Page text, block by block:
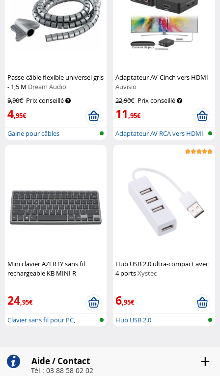
Passe-câble flexible universel gris
- 1,5 M Dream Audio
9,90€ Prix conseillé
4,95€
Gaine pour câbles
Adaptateur AV-Cinch vers HDMI
Auvisio
22,90€ Prix conseillé
11,95€
Adaptateur AV RCA vers HDMI
Mini clavier AZERTY sans fil
rechargeable KB MINI R
24,95€
Clavier sans fil pour PC,
Hub USB 2.0 ultra-compact avec
4 portsXystec
6,95€
Hub USB 2.0
Aide / Contact
Tél : 03 88 58 02 02